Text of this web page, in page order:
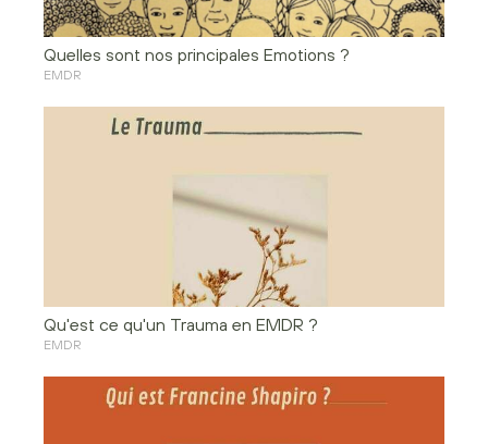
Quelles sont nos principales Emotions ?
EMDR
Qu'est ce qu'un Trauma en EMDR ?
EMDR